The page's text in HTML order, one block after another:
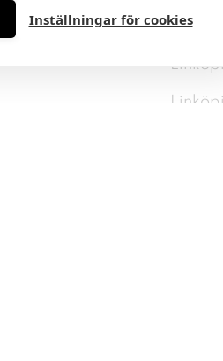
Inställningar för cookies